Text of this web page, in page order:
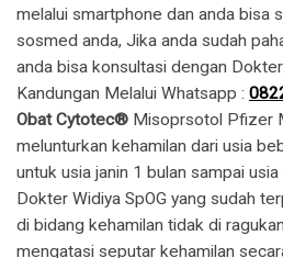
melalui smartphone dan anda bisa
sosmed anda, Jika anda sudah
anda bisa konsultasi dengan
Kandungan Melalui Whatsapp :
Obat Cytotec® Misoprsotol Pfizer
melunturkan kehamilan dari usia
untuk usia janin 1 bulan sampai
Dokter Widiya SpOG yang sudah
di bidang kehamilan tidak di
mengatasi seputar kehamilan